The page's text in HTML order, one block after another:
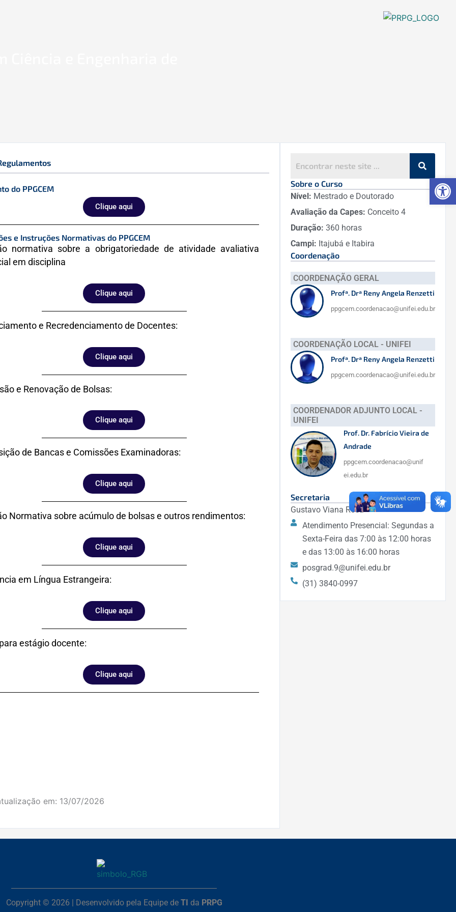
do PPGCEM
Clique aqui
e Instruções Normativas do PPGCEM
normativa sobre a obrigatoriedade de atividade avaliativa
em disciplina
Clique aqui
e Recredenciamento de Docentes:
Clique aqui
e Renovação de Bolsas:
Clique aqui
de Bancas e Comissões Examinadoras:
Clique aqui
Normativa sobre acúmulo de bolsas e outros rendimentos:
Clique aqui
em Língua Estrangeira:
Clique aqui
estágio docente:
Clique aqui
em: 13/07/2026
Sobre o Curso
Nível: Mestrado e Doutorado
Avaliação da Capes: Conceito 4
Duração: 360 horas
Campi: Itajubá e Itabira
Coordenação
COORDENAÇÃO GERAL
Profª. Drª Reny Angela Renzetti
ppgcem.coordenacao@unifei.edu.br
COORDENAÇÃO LOCAL - UNIFEI
Profª. Drª Reny Angela Renzetti
ppgcem.coordenacao@unifei.edu.br
COORDENADOR ADJUNTO LOCAL -
UNIFEI
Prof. Dr. Fabrício Vieira de
Andrade
ppgcem.coordenacao@unif
ei.edu.br
Secretaria
Gustavo Viana Rosa
Atendimento Presencial: Segundas a
Sexta-Feira das 7:00 às 12:00 horas
e das 13:00 às 16:00 horas
posgrad.9@unifei.edu.br
(31) 3840-0997
Copyright © 2026 | Desenvolvido pela Equipe de TI da PRPG